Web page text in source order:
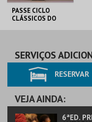
PASSE CICLO
CLÁSSICOS DO
AQUISIÇÃO
MAIS INFO
COMPRAR
SERVIÇOS
RESERVAR
VEJA AINDA:
6ªED.